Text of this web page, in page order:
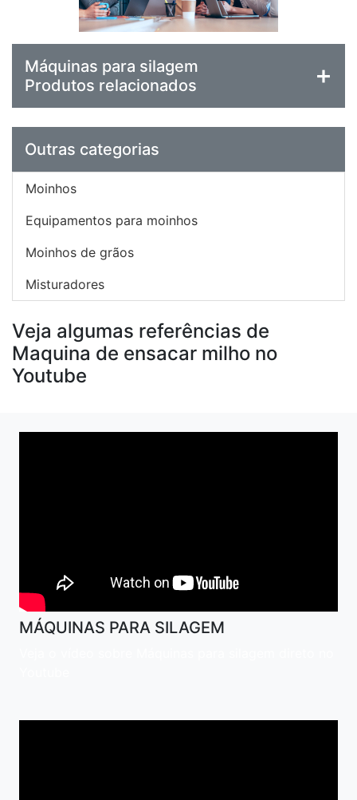
Máquinas para silagem
Produtos relacionados
Outras categorias
Moinhos
Equipamentos para moinhos
Moinhos de grãos
Misturadores
Veja algumas referências de
Maquina de ensacar milho no
Youtube
MÁQUINAS PARA SILAGEM